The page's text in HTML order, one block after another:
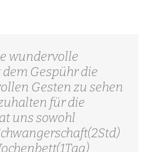
wundervolle
Gespühr die
Gesten zu sehen
für die
uns sowohl